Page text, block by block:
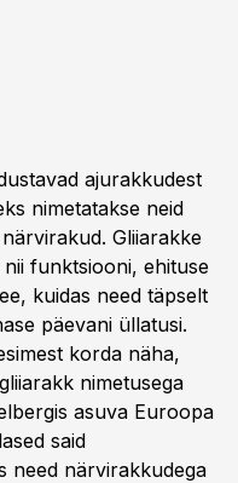
ajurakkudest
nimetatakse neid
Gliiarakke
funktsiooni, ehituse
kuidas need täpselt
päevani üllatusi.
korda näha,
nimetusega
asuva Euroopa
said
need närvirakkudega